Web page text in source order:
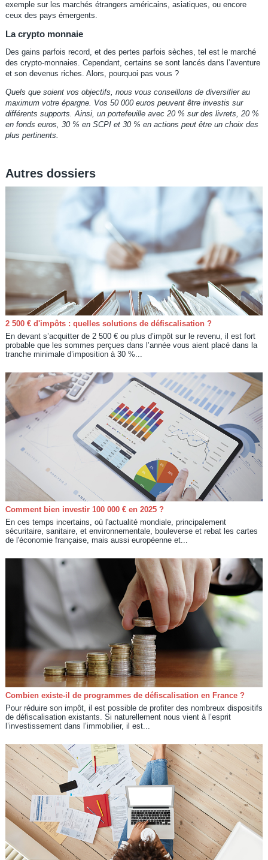
exemple sur les marchés étrangers américains, asiatiques, ou encore
ceux des pays émergents.
La crypto monnaie
Des gains parfois record, et des pertes parfois sèches, tel est le marché
des crypto-monnaies. Cependant, certains se sont lancés dans l’aventure
et son devenus riches. Alors, pourquoi pas vous ?
Quels que soient vos objectifs, nous vous conseillons de diversifier au
maximum votre épargne. Vos 50 000 euros peuvent être investis sur
différents supports. Ainsi, un portefeuille avec 20 % sur des livrets, 20 %
en fonds euros, 30 % en SCPI et 30 % en actions peut être un choix des
plus pertinents.
Autres dossiers
2 500 € d'impôts : quelles solutions de défiscalisation ?
En devant s’acquitter de 2 500 € ou plus d’impôt sur le revenu, il est fort
probable que les sommes perçues dans l’année vous aient placé dans la
tranche minimale d’imposition à 30 %...
Comment bien investir 100 000 € en 2025 ?
En ces temps incertains, où l'actualité mondiale, principalement
sécuritaire, sanitaire, et environnementale, bouleverse et rebat les cartes
de l'économie française, mais aussi européenne et...
Combien existe-il de programmes de défiscalisation en France ?
Pour réduire son impôt, il est possible de profiter des nombreux dispositifs
de défiscalisation existants. Si naturellement nous vient à l’esprit
l’investissement dans l’immobilier, il est...